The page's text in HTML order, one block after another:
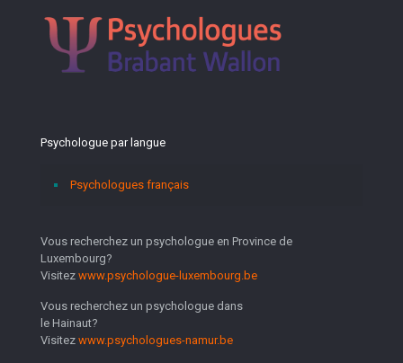
Psychologue par langue
Psychologues français
Vous recherchez un psychologue en Province de
Luxembourg?
Visitez www.psychologue-luxembourg.be
Vous recherchez un psychologue dans
le Hainaut?
Visitez www.psychologues-namur.be